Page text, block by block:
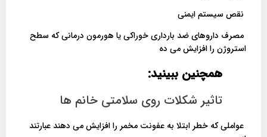
نقص سیستم ایمنی
مصرف داروهای ضد بارداری خوراکی یا هورمون درمانی که سطح
استروژن را افزایش می ده
همچنین ببینید:
تاثیر شکلات روی سلامتی خانم ها
عواملی که خطر ابتلا به عفونت مخمر را افزایش می دهند عبارتند